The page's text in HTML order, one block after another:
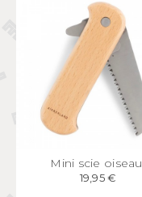
APERÇUMini scie oiseau
19,95 €